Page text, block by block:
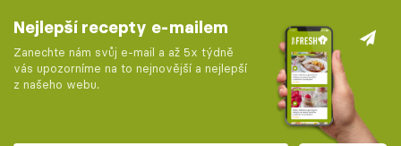
Nejlepší recepty e-mailem
Zanechte nám svůj e-mail a až 5x týdně
vás upozorníme na to nejnovější a nejlepší
z našeho webu.